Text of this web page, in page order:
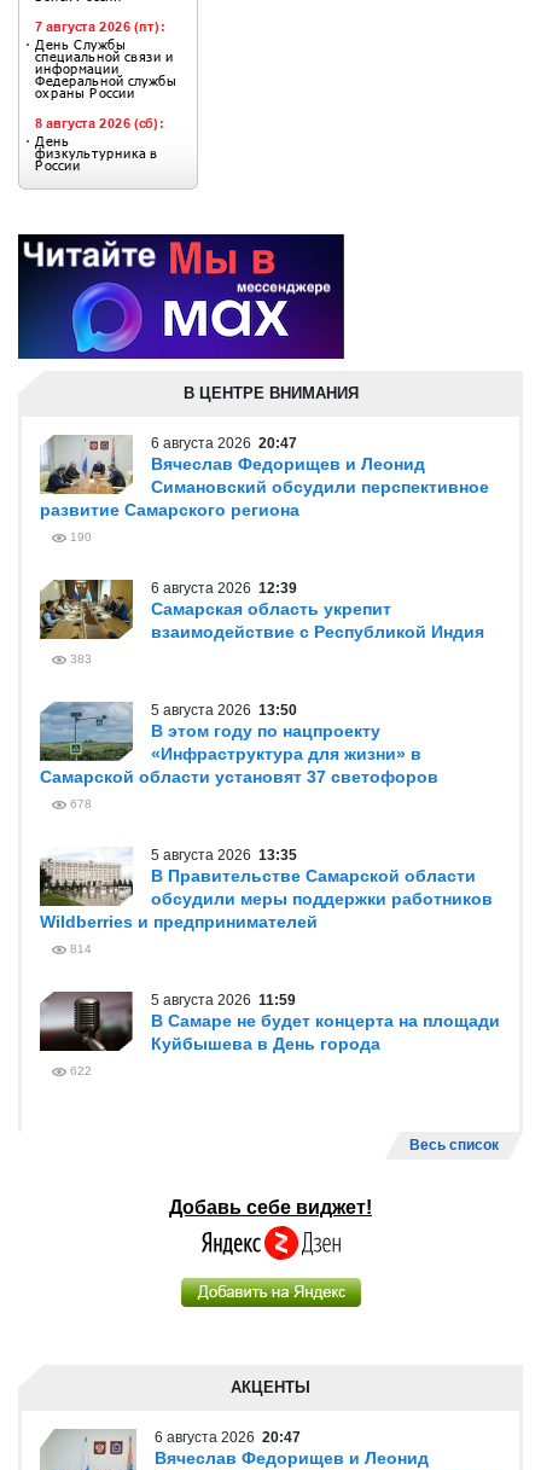
В ЦЕНТРЕ ВНИМАНИЯ
6 августа 2026 20:47
Вячеслав Федорищев и Леонид
Симановский обсудили перспективное
развитие Самарского региона
190
6 августа 2026 12:39
Самарская область укрепит
взаимодействие с Республикой Индия
383
5 августа 2026 13:50
В этом году по нацпроекту
«Инфраструктура для жизни» в
Самарской области установят 37 светофоров
678
5 августа 2026 13:35
В Правительстве Самарской области
обсудили меры поддержки работников
Wildberries и предпринимателей
814
5 августа 2026 11:59
В Самаре не будет концерта на площади
Куйбышева в День города
622
Весь список
Добавь себе виджет!
АКЦЕНТЫ
6 августа 2026 20:47
Вячеслав Федорищев и Леонид